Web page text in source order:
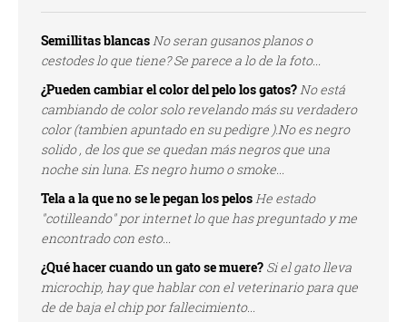
Semillitas blancasNo seran gusanos planos o
cestodes lo que tiene? Se parece a lo de la foto...
¿Pueden cambiar el color del pelo los gatos?No está
cambiando de color solo revelando más su verdadero
color (tambien apuntado en su pedigre ).No es negro
solido , de los que se quedan más negros que una
noche sin luna. Es negro humo o smoke...
Tela a la que no se le pegan los pelosHe estado
"cotilleando" por internet lo que has preguntado y me
encontrado con esto...
¿Qué hacer cuando un gato se muere? Si el gato lleva
microchip, hay que hablar con el veterinario para que
de de baja el chip por fallecimiento...